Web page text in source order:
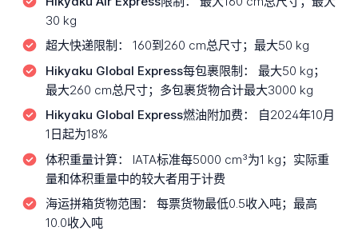
30 kg
超大快递限制：
160到260 cm总尺寸；最大50 kg
Hikyaku Global Express每包裹限制：
最大50 kg；
最大260 cm总尺寸；多包裹货物合计最大3000 kg
Hikyaku Global Express燃油附加费：
自2024年10月
1日起为18%
体积重量计算：
IATA标准每5000 cm³为1 kg；实际重
量和体积重量中的较大者用于计费
海运拼箱货物范围：
每票货物最低0.5收入吨；最高
10.0收入吨